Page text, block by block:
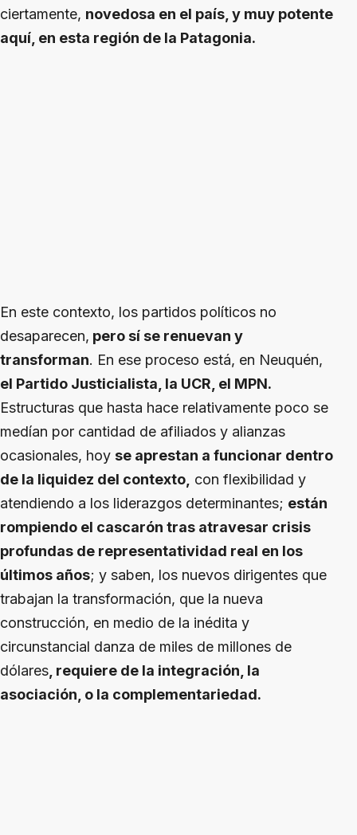
ciertamente, novedosa en el país, y muy potente
aquí, en esta región de la Patagonia.
En este contexto, los partidos políticos no
desaparecen, pero sí se renuevan y
transforman. En ese proceso está, en Neuquén,
el Partido Justicialista, la UCR, el MPN.
Estructuras que hasta hace relativamente poco se
medían por cantidad de afiliados y alianzas
ocasionales, hoy se aprestan a funcionar dentro
de la liquidez del contexto, con flexibilidad y
atendiendo a los liderazgos determinantes; están
rompiendo el cascarón tras atravesar crisis
profundas de representatividad real en los
últimos años; y saben, los nuevos dirigentes que
trabajan la transformación, que la nueva
construcción, en medio de la inédita y
circunstancial danza de miles de millones de
dólares, requiere de la integración, la
asociación, o la complementariedad.